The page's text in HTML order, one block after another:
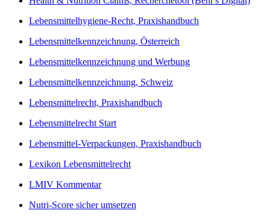
Lebensmittelhygiene-Recht, Praxishandbuch
Lebensmittelkennzeichnung, Österreich
Lebensmittelkennzeichnung und Werbung
Lebensmittelkennzeichnung, Schweiz
Lebensmittelrecht, Praxishandbuch
Lebensmittelrecht Start
Lebensmittel-Verpackungen, Praxishandbuch
Lexikon Lebensmittelrecht
LMIV Kommentar
Nutri-Score sicher umsetzen